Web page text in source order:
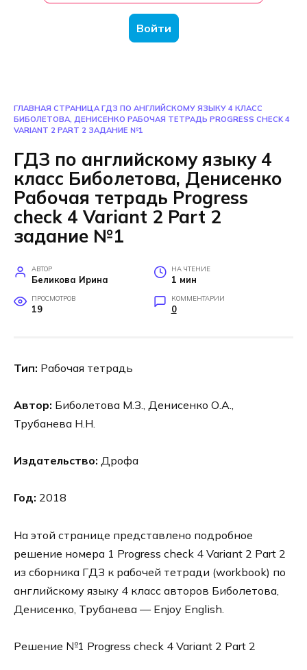
Войти
ГЛАВНАЯ СТРАНИЦА ГДЗ ПО АНГЛИЙСКОМУ ЯЗЫКУ 4 КЛАСС
БИБОЛЕТОВА, ДЕНИСЕНКО РАБОЧАЯ ТЕТРАДЬ PROGRESS CHECK 4
VARIANT 2 PART 2 ЗАДАНИЕ №1
ГДЗ по английскому языку 4
класс Биболетова, Денисенко
Рабочая тетрадь Progress
check 4 Variant 2 Part 2
задание №1
АВТОР
Беликова Ирина
НА ЧТЕНИЕ
1 мин
ПРОСМОТРОВ
19
КОММЕНТАРИИ
0
Тип: Рабочая тетрадь
Автор: Биболетова М.З., Денисенко О.А.,
Трубанева Н.Н.
Издательство: Дрофа
Год: 2018
На этой странице представлено подробное
решение номера 1 Progress check 4 Variant 2 Part 2
из сборника ГДЗ к рабочей тетради (workbook) по
английскому языку 4 класс авторов Биболетова,
Денисенко, Трубанева — Enjoy English.
Решение №1 Progress check 4 Variant 2 Part 2